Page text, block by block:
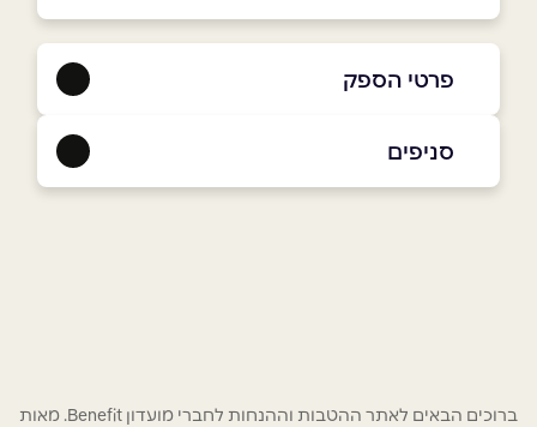
פרטי הספק
סניפים
ברוכים הבאים לאתר ההטבות וההנחות לחברי מועדון Benefit. מאות